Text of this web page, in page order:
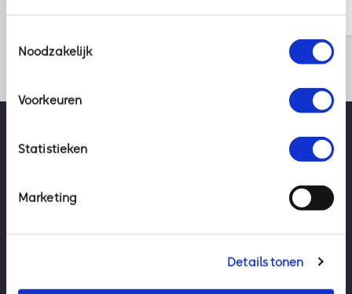
Noodzakelijk
Voorkeuren
Statistieken
Marketing
Details tonen